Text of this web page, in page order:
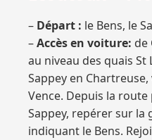
– Départ : le Bens, le
–Accès en voiture: de
au niveau des quais
Sappey en
Vence. Depuis la
Sappey, repérer sur la
indiquant le Bens.